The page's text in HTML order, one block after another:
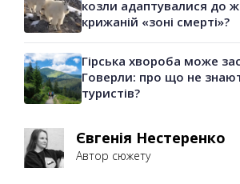
козли адаптувалися до
крижаній «зоні смерті»?
Гірська хвороба може
Говерли: про що не
туристів?
Євгенія Нестеренко
Автор сюжету